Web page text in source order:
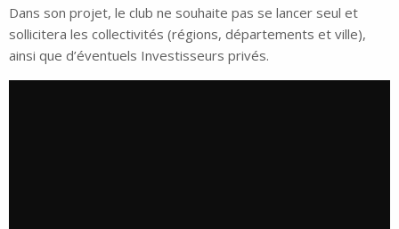
Dans son projet, le club ne souhaite pas se lancer seul et
sollicitera les collectivités (régions, départements et ville),
ainsi que d’éventuels Investisseurs privés.